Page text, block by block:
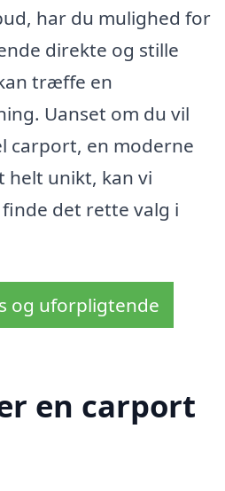
har du mulighed for
direkte og stille
træffe en
Uanset om du vil
carport, en moderne
helt unikt, kan vi
det rette valg i
og uforpligtende
en carport